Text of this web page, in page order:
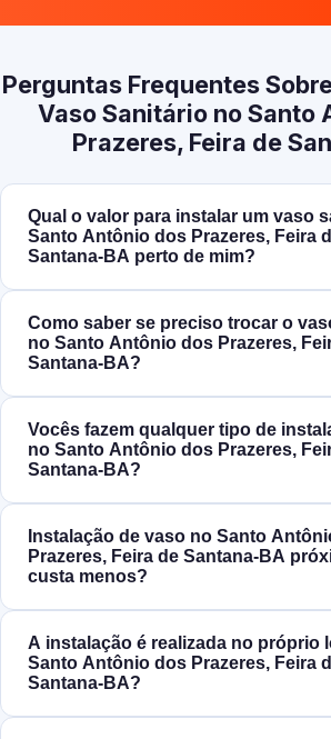
Perguntas Frequentes
Vaso Sanitário no Santo
Prazeres, Feira de
Qual o valor para instalar um vaso
Santo Antônio dos Prazeres, Feira
Santana‑BA perto de mim?
Como saber se preciso trocar o
no Santo Antônio dos Prazeres,
Santana‑BA?
Vocês fazem qualquer tipo de
no Santo Antônio dos Prazeres,
Santana‑BA?
Instalação de vaso no Santo
Prazeres, Feira de Santana‑BA
custa menos?
A instalação é realizada no próprio
Santo Antônio dos Prazeres, Feira
Santana‑BA?